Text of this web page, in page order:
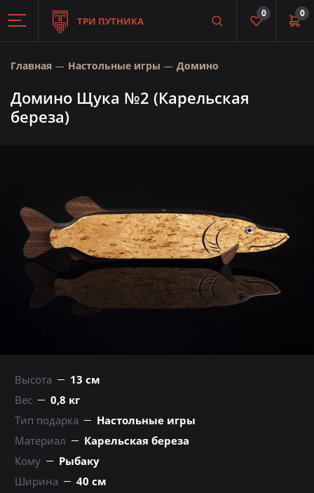
ТРИ ПУТНИКА
0
0
Главная Настольные игры Домино
Домино Щука №2 (Карельская
береза)
Высота
13 см
Вес
0,8 кг
Тип подарка
Настольные игры
Материал
Карельская береза
Кому
Рыбаку
Ширина
40 см